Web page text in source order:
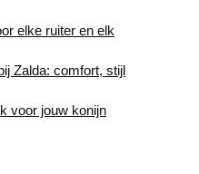
elke ruiter en elk
Zalda: comfort, stijl
voor jouw konijn